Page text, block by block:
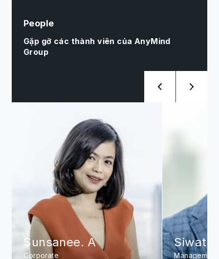
People
Gặp gỡ các thành viên của AnyMind
Group
Sunsanee. A
Corporate
Siwat.
Management